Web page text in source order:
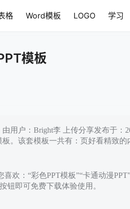
格 Word模板 LOGO 学习
模板
由用户：Bright李 上传分享发布于：
。该套模板一共有：页好看精致
欢：“彩色PPT模板”“卡通动漫
钮即可免费下载体验使用。